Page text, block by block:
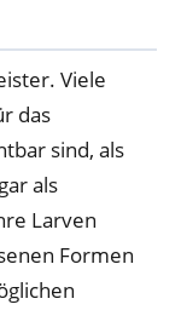
Viele
das
sind, als
als
Larven
Formen